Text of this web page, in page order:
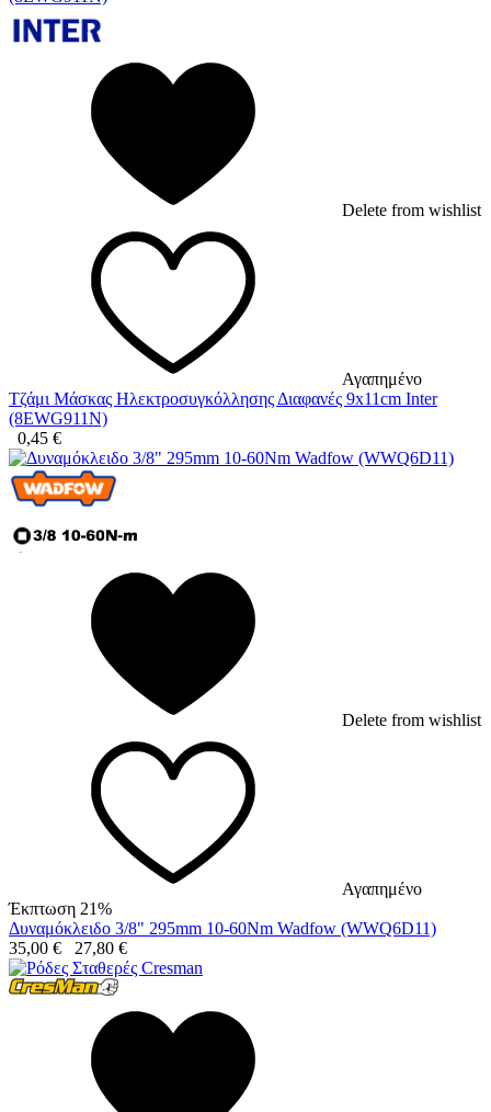
Delete from wishlist
Αγαπημένο
Τζάμι Μάσκας Ηλεκτροσυγκόλλησης Διαφανές 9x11cm Inter
(8EWG911N)
0,45 €
Delete from wishlist
Αγαπημένο
Έκπτωση 21%
Δυναμόκλειδο 3/8" 295mm 10-60Nm Wadfow (WWQ6D11)
35,00 € 27,80 €